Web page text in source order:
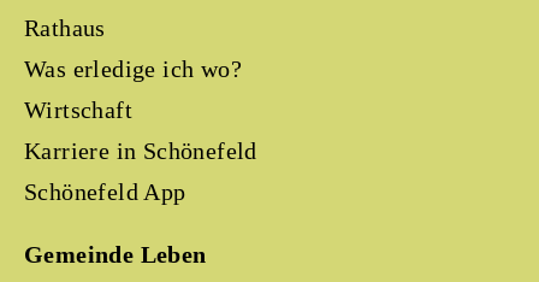
Rathaus
Was erledige ich wo?
Wirtschaft
Karriere in Schönefeld
Schönefeld App
Gemeinde Leben